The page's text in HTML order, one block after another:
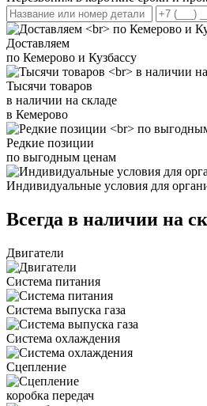
Доставляем
по Кемерово и Кузбассу
Тысячи товаров
в наличии на складе
в Кемерово
Редкие позиции
по выгодным ценам
Индивидуальные условия для
Всегда в наличии на
Двигатели
Система питания
Система выпуска газа
Система охлаждения
Сцепление
коробка передач